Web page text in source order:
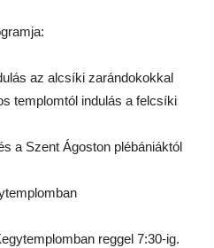
az alcsíki zarándokokkal
templomtól indulás a felcsíki
a Szent Ágoston plébániáktól
reggel 7:30-ig.